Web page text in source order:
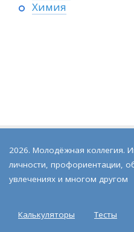
Химия
2026. Молодёжная коллегия.
личности, профориентации,
увлечениях и многом другом
Калькуляторы Тесты